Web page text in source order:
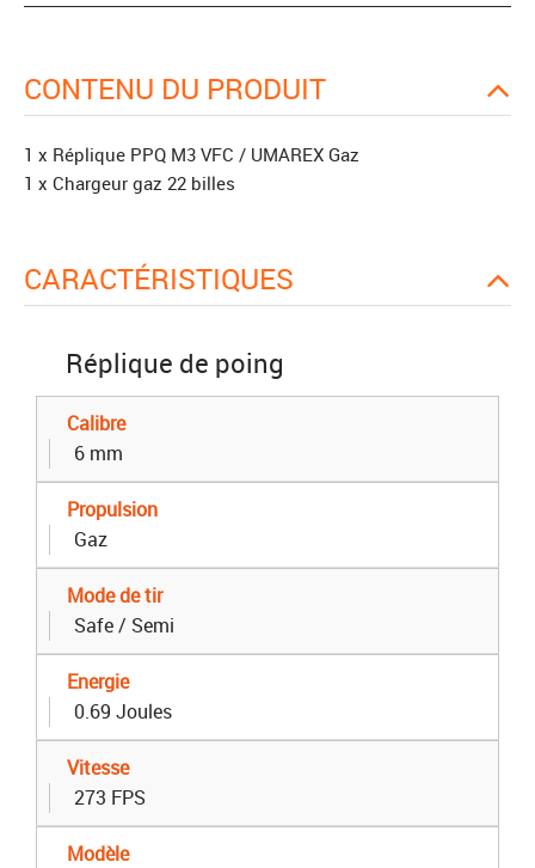
CONTENU DU PRODUIT
1 x Réplique PPQ M3 VFC / UMAREX Gaz
1 x Chargeur gaz 22 billes
CARACTÉRISTIQUES
Réplique de poing
Calibre
6 mm
Propulsion
Gaz
Mode de tir
Safe / Semi
Energie
0.69 Joules
Vitesse
273 FPS
Modèle